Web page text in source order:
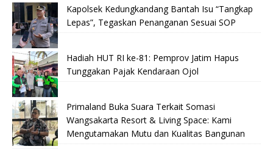
Kapolsek Kedungkandang Bantah Isu “Tangkap
Lepas”, Tegaskan Penanganan Sesuai SOP
Hadiah HUT RI ke-81: Pemprov Jatim Hapus
Tunggakan Pajak Kendaraan Ojol
Primaland Buka Suara Terkait Somasi
Wangsakarta Resort & Living Space: Kami
Mengutamakan Mutu dan Kualitas Bangunan